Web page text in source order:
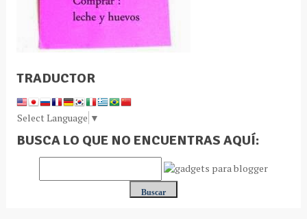
TRADUCTOR
Select Language ▼
BUSCA LO QUE NO ENCUENTRAS AQUÍ: